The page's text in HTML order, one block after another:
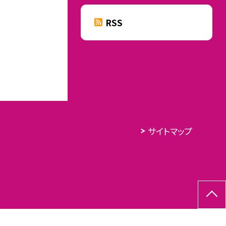
RSS
サイトマップ